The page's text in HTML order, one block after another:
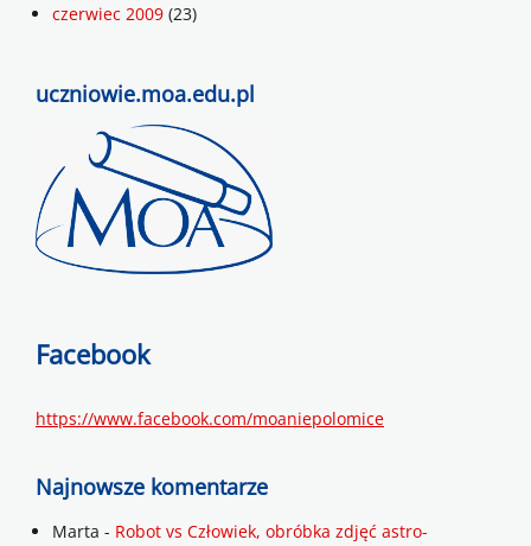
czerwiec 2009 (23)
uczniowie.moa.edu.pl
Facebook
https://www.facebook.com/moaniepolomice
Najnowsze komentarze
Marta - Robot vs Człowiek, obróbka zdjęć astro-